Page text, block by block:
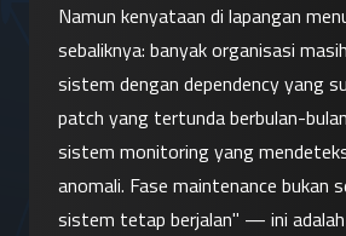
Namun kenyataan di lapangan
sebaliknya: banyak organisasi
sistem dengan dependency yang
patch yang tertunda berbulan-
sistem monitoring yang
anomali. Fase maintenance bukan
sistem tetap berjalan" — ini